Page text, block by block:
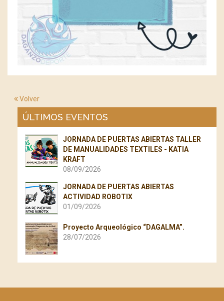
Volver
ÚLTIMOS EVENTOS
JORNADA DE PUERTAS ABIERTAS TALLER
DE MANUALIDADES TEXTILES - KATIA
KRAFT
08/09/2026
JORNADA DE PUERTAS ABIERTAS
ACTIVIDAD ROBOTIX
01/09/2026
Proyecto Arqueológico “DAGALMA”.
28/07/2026